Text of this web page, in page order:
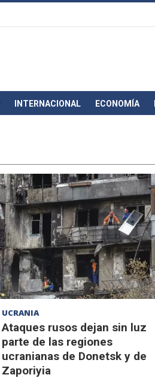
INTERNACIONAL ECONOMÍA
UCRANIA
Ataques rusos dejan sin luz
parte de las regiones
ucranianas de Donetsk y de
Zaporiyia